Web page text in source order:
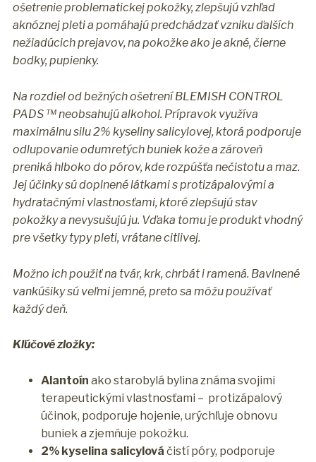
ošetrenie problematickej pokožky, zlepšujú vzhľad
aknóznej pleti a pomáhajú predchádzať vzniku ďalších
nežiadúcich prejavov, na pokožke ako je akné, čierne
bodky, pupienky.
Na rozdiel od bežných ošetrení BLEMISH CONTROL
PADS ™ neobsahujú alkohol. Prípravok využíva
maximálnu silu 2% kyseliny salicylovej, ktorá podporuje
odlupovanie odumretých buniek kože a zároveň
preniká hlboko do pórov, kde rozpúšťa nečistotu a maz.
Jej účinky sú doplnené látkami s protizápalovými a
hydratačnými vlastnosťami, ktoré zlepšujú stav
pokožky a nevysušujú ju. Vďaka tomu je produkt vhodný
pre všetky typy pleti, vrátane citlivej.
Možno ich použiť na tvár, krk, chrbát i ramená. Bavlnené
vankúšiky sú veľmi jemné, preto sa môžu používať
každý deň.
Kľúčové zložky:
Alantoín ako starobylá bylina známa svojimi
terapeutickými vlastnosťami – protizápalový
účinok, podporuje hojenie, urýchľuje obnovu
buniek a zjemňuje pokožku.
2% kyselina salicylová čistí póry, podporuje